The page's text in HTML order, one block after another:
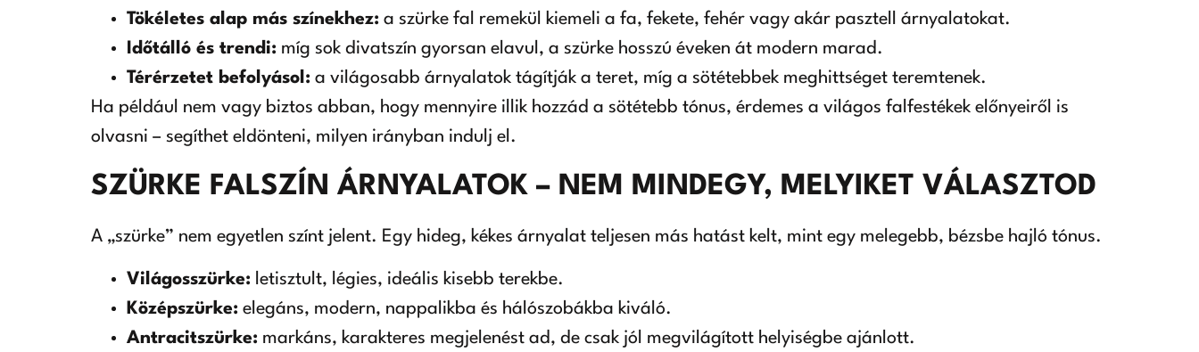
Tökéletes alap más színekhez: a szürke fal remekül kiemeli a fa, fekete, fehér vagy akár pasztell árnyalatokat.
Időtálló és trendi: míg sok divatszín gyorsan elavul, a szürke hosszú éveken át modern marad.
Térérzetet befolyásol: a világosabb árnyalatok tágítják a teret, míg a sötétebbek meghittséget teremtenek.
Ha például nem vagy biztos abban, hogy mennyire illik hozzád a sötétebb tónus, érdemes a világos falfestékek előnyeiről is
olvasni – segíthet eldönteni, milyen irányban indulj el.
SZÜRKE FALSZÍN ÁRNYALATOK – NEM MINDEGY, MELYIKET VÁLASZTOD
A „szürke” nem egyetlen színt jelent. Egy hideg, kékes árnyalat teljesen más hatást kelt, mint egy melegebb, bézsbe hajló tónus.
Világosszürke: letisztult, légies, ideális kisebb terekbe.
Középszürke: elegáns, modern, nappalikba és hálószobákba kiváló.
Antracitszürke: markáns, karakteres megjelenést ad, de csak jól megvilágított helyiségbe ajánlott.